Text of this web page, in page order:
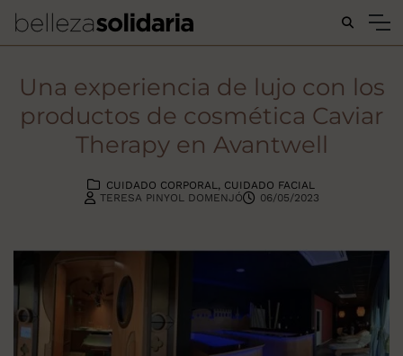
Buscar...
Una experiencia de lujo con los
productos de cosmética Caviar
Therapy en Avantwell
CUIDADO CORPORAL
CUIDADO FACIAL
TERESA PINYOL DOMENJÓ
06/05/2023